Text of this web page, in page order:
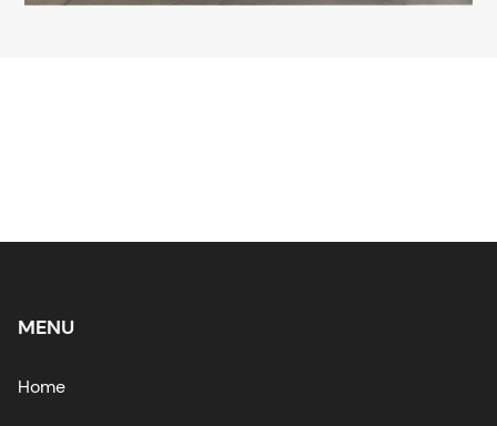
MENU
Home